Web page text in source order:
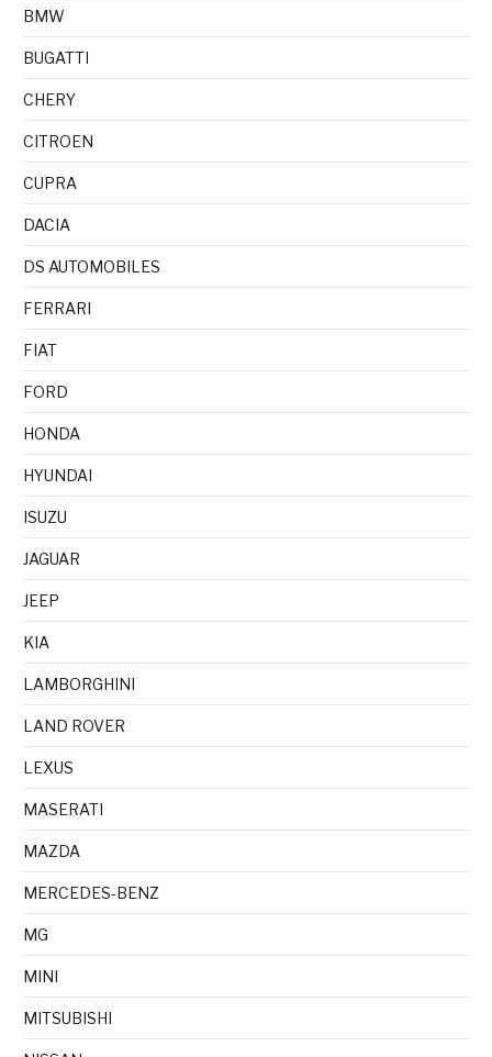
BMW
BUGATTI
CHERY
CITROEN
CUPRA
DACIA
DS AUTOMOBILES
FERRARI
FIAT
FORD
HONDA
HYUNDAI
ISUZU
JAGUAR
JEEP
KIA
LAMBORGHINI
LAND ROVER
LEXUS
MASERATI
MAZDA
MERCEDES-BENZ
MG
MINI
MITSUBISHI